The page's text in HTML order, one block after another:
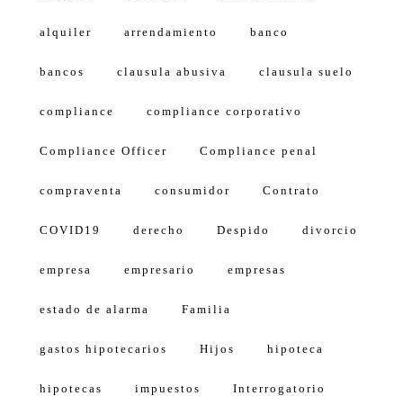
alquiler arrendamiento banco
bancos clausula abusiva clausula suelo
compliance compliance corporativo
Compliance Officer Compliance penal
compraventa consumidor Contrato
COVID19 derecho Despido divorcio
empresa empresario empresas
estado de alarma Familia
gastos hipotecarios Hijos hipoteca
hipotecas impuestos Interrogatorio